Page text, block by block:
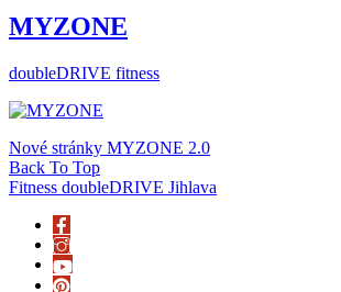
MYZONE
doubleDRIVE fitness
Nové stránky MYZONE 2.0
Back To Top
Fitness doubleDRIVE Jihlava